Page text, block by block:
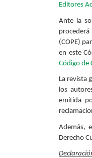
Editores
Ante la
(COPE)
en este
Código de
La revista
los
emitida
Además,
Derecho